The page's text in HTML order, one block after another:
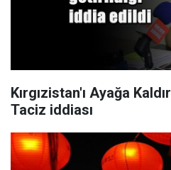
Kırgızistan'ı Ayağa
Taciz iddiası